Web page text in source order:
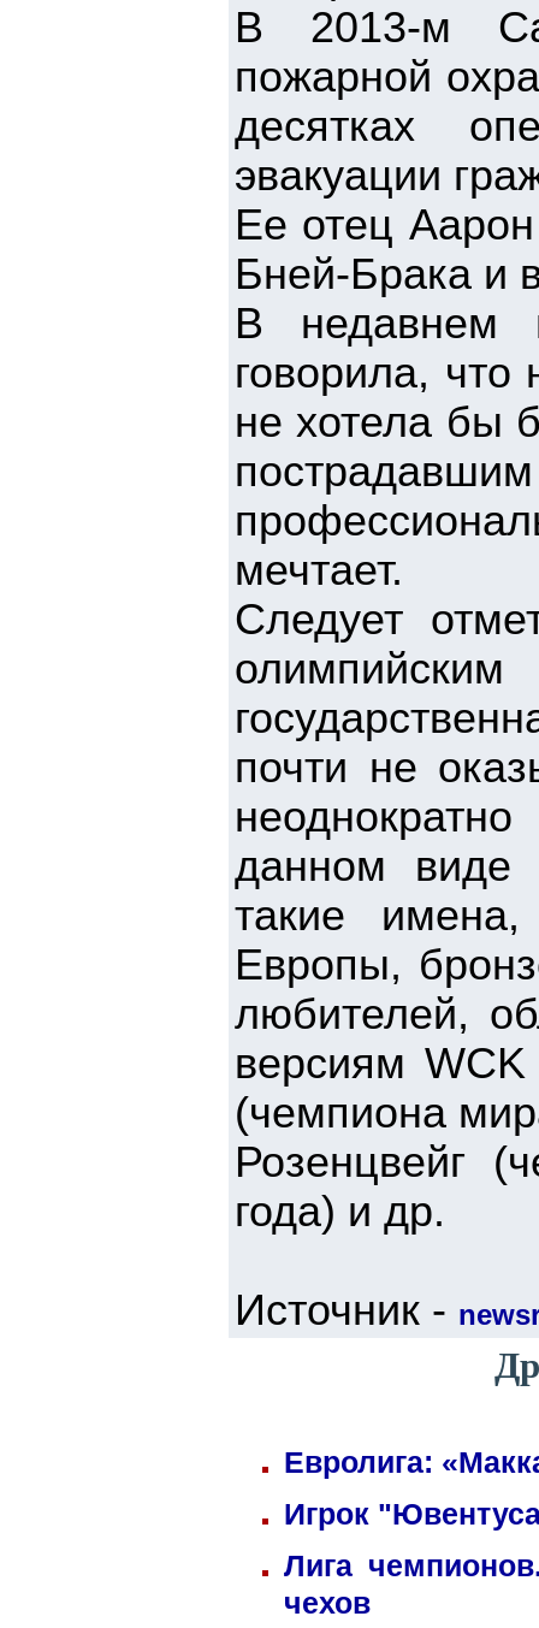
В 2013-м
пожарной
десятках
эвакуации
Ее отец
Бней-Брака и
В недавнем
говорила, что
не хотела бы
мечтает.
Следует
почти не
данном виде
такие
Европы,
любителей,
версиям
(чемпиона
Розенцвейг
года) и др.
Источник -
Евролига:
Игрок
Лига
чехов